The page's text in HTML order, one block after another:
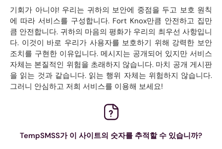
기회가 아니야! 우리는 귀하의 보안에 중점을 두고 보호 원칙
에 따라 서비스를 구성합니다. Fort Knox만큼 안전하고 집만
큼 안전합니다. 귀하의 마음의 평화가 우리의 최우선 사항입니
다. 이것이 바로 우리가 사용자를 보호하기 위해 강력한 보안
조치를 구현한 이유입니다. 메시지는 공개되어 있지만 서비스
자체는 본질적인 위험을 초래하지 않습니다. 마치 공개 게시판
을 읽는 것과 같습니다. 읽는 행위 자체는 위험하지 않습니다.
그러니 안심하고 저희 서비스를 이용해 보세요!
TempSMSS가 이 사이트의 숫자를 추적할 수 있습니까?